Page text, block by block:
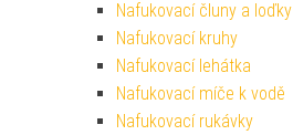
Nafukovací čluny a loďky
Nafukovací kruhy
Nafukovací lehátka
Nafukovací míče k vodě
Nafukovací rukávky